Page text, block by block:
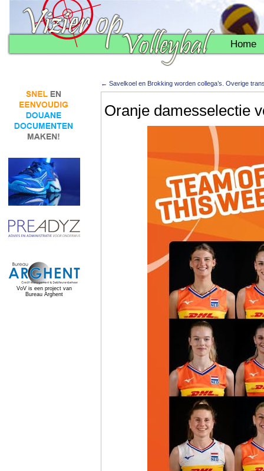
Home
VoV is een project van
Bureau Arghent
← Savelkoel en Brokking worden collega’s. Overige
Oranje damesselectie